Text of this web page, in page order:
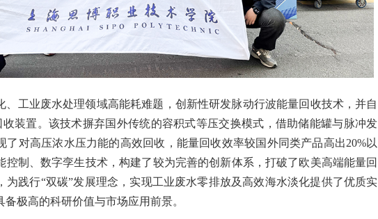
、工业废水处理领域高能耗难题，创新性研发脉动行波能量回收技术，并自
收装置。该技术摒弃国外传统的容积式等压交换模式，借助储能罐与脉冲发
了对高压浓水压力能的高效回收，能量回收效率较国外同类产品高出20%以
控制、数字孪生技术，构建了较为完善的创新体系，打破了欧美高端能量回
为践行“双碳”发展理念，实现工业废水零排放及高效海水淡化提供了优质实
极高的科研价值与市场应用前景。